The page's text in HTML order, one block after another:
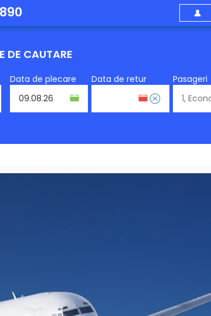
DE CAUTARE
Data de plecare Data de retur Pasageri